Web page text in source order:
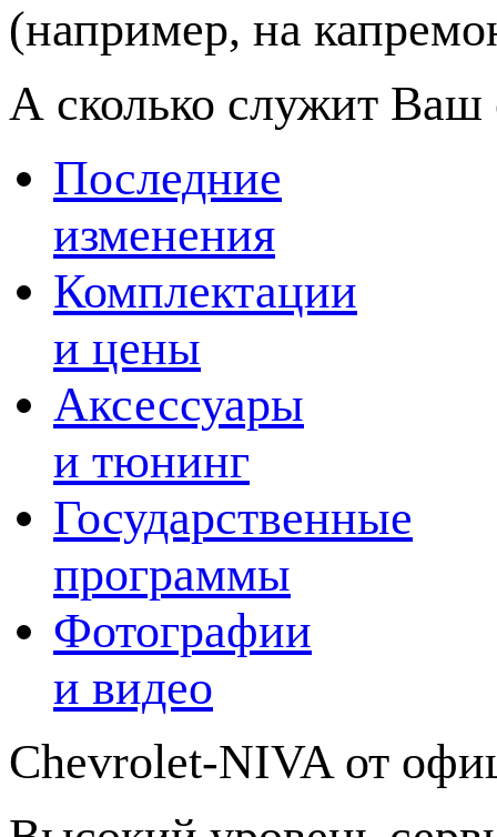
(например, на
А сколько служит Ваш
Последние
изменения
Комплектации
и цены
Аксессуары
и тюнинг
Государственные
программы
Фотографии
и видео
Chevrolet-NIVA от